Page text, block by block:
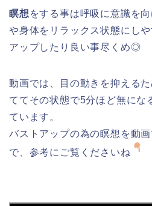
瞑想 をする事は呼吸に意識を
や身体をリラックス状態にしや
アップしたり良い事尽くめ◎
動画では、
目の動きを抑える
ててその状態で5分ほど無にな
ています。
バストアップの為の瞑想を動
で、参考にご覧くださいね